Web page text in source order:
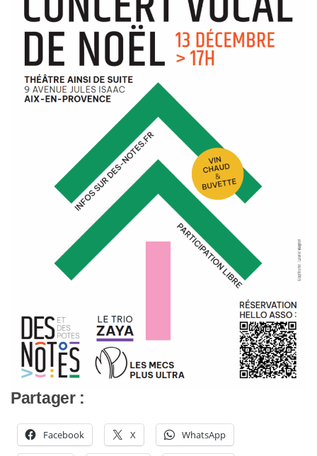
Partager :
Facebook X WhatsApp